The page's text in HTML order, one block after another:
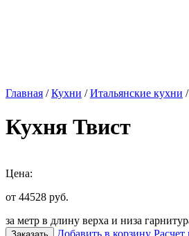
Главная /Кухни /Итальянские кухни
Кухня Твист
Цена:
от 44528 руб.
за метр в длину верха и низа
Добавить в корзину